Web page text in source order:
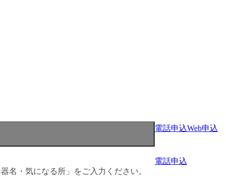
電話申込Web申込
名・気になる所」をご入力ください。
電話申込